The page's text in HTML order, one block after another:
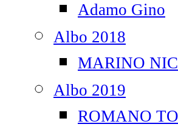
Adamo Gino
Albo 2018
MARINO
Albo 2019
ROMANO